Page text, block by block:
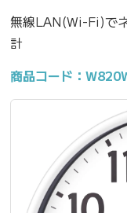
無線LAN(Wi-Fi)で
計
商品コード：